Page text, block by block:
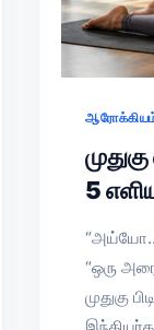
5
“அய்யோ…
“ஒரு
முதுகு